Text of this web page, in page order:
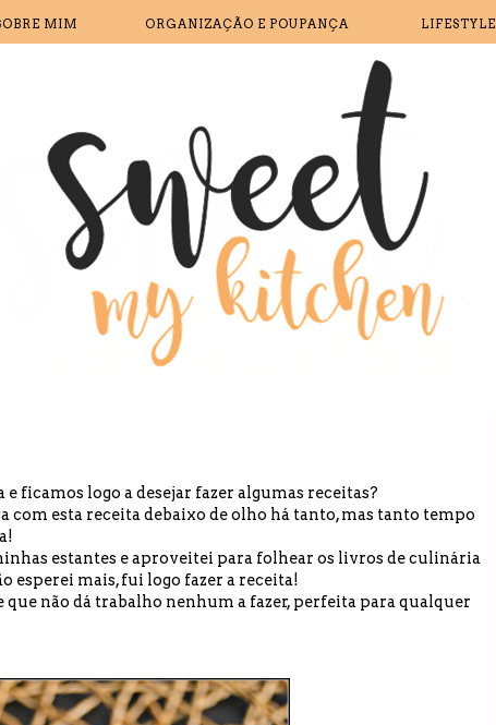
MIM ORGANIZAÇÃO E POUPANÇA LIFESTYLE
ficamos logo a desejar fazer algumas receitas?
com esta receita debaixo de olho há tanto, mas tanto tempo
estantes e aproveitei para folhear os livros de culinária
esperei mais, fui logo fazer a receita!
não dá trabalho nenhum a fazer, perfeita para qualquer